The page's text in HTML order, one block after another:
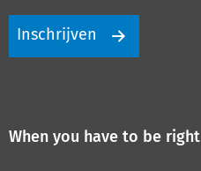
Inschrijven
When you have to be right